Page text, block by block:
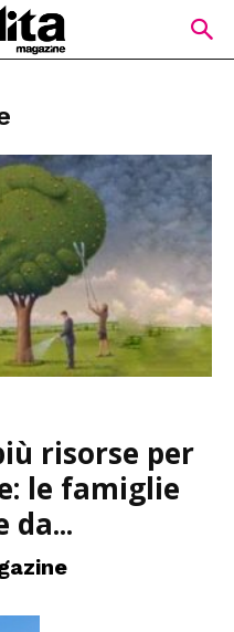
risorse per
le famiglie
da...